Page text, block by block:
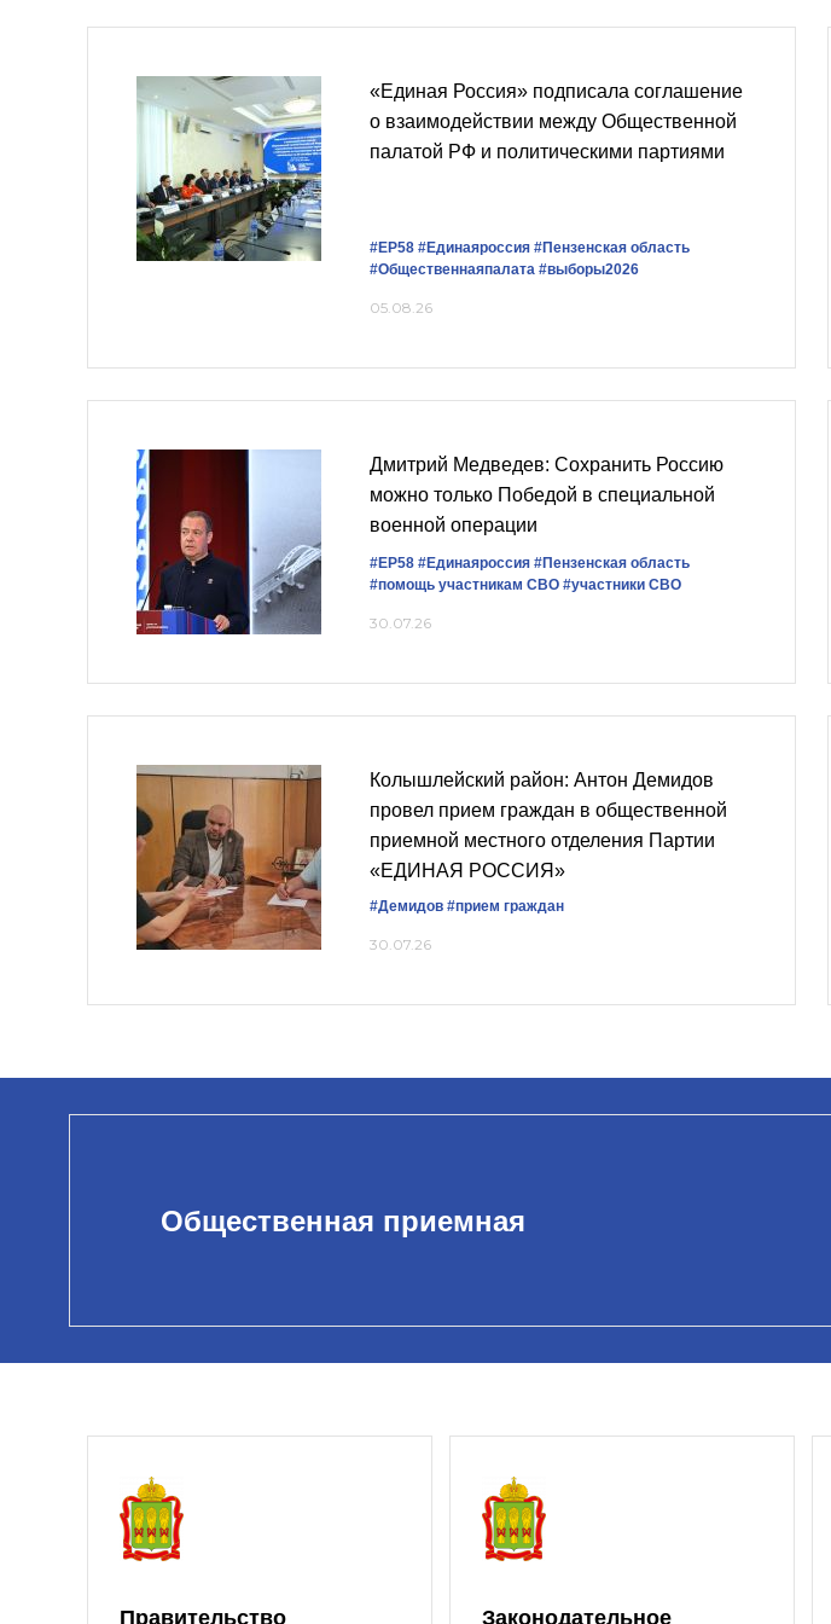
«Единая Россия» подписала соглашение
о взаимодействии между Общественной
палатой РФ и политическими партиями
#ЕР58 #Единаяроссия #Пензенская область
#Общественнаяпалата #выборы2026
05.08.26
Дмитрий Медведев: Сохранить Россию
можно только Победой в специальной
военной операции
#ЕР58 #Единаяроссия #Пензенская область
#помощь участникам СВО #участники СВО
30.07.26
Колышлейский район: Антон Демидов
провел прием граждан в общественной
приемной местного отделения Партии
«ЕДИНАЯ РОССИЯ»
#Демидов #прием граждан
30.07.26
Общественная приемная
Правительство
Законодательное